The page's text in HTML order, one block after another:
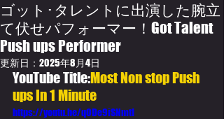
ゴット･タレントに出演した腕立
て伏せパフォーマー！Got Talent
Push ups Performer
更新日： 2025年8月4日
YouTube Title:Most Non stop Push
ups In 1 Minute
https://youtu.be/qODe9iSNmtI